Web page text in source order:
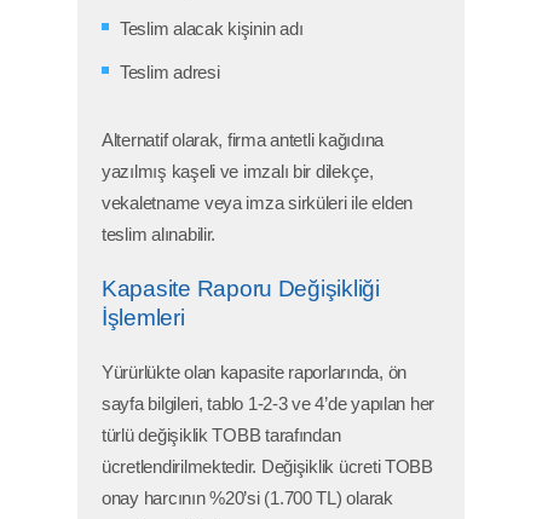
Teslim alacak kişinin adı
Teslim adresi
Alternatif olarak, firma antetli kağıdına
yazılmış kaşeli ve imzalı bir dilekçe,
vekaletname veya imza sirküleri ile elden
teslim alınabilir.
Kapasite Raporu Değişikliği
İşlemleri
Yürürlükte olan kapasite raporlarında, ön
sayfa bilgileri, tablo 1-2-3 ve 4’de yapılan her
türlü değişiklik TOBB tarafından
ücretlendirilmektedir. Değişiklik ücreti TOBB
onay harcının %20’si (1.700 TL) olarak